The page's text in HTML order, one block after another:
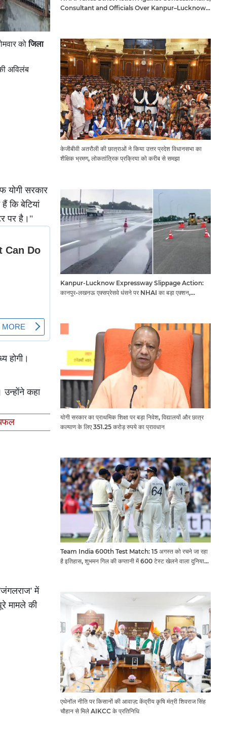
कोजिला
अविलंब
योगी सरकार
कि बेटियां
पर है।"
होगी।
कहा
में
मामले की
Consultant and Officials Over Kanpur–Lucknow
केजीबीवी अतरौली की छात्राओं ने किया उत्तर प्रदेश विधानसभा का
शैक्षिक भ्रमण, लोकतांत्रिक प्रक्रिया को करीब से समझा
Kanpur-Lucknow Expressway Slippage Action:
कानपुर-लखनऊ एक्सप्रेसवे धंसने पर NHAI का बड़ा एक्शन,
योगी सरकार का प्राथमिक शिक्षा पर बड़ा निवेश, विद्यालयों और छात्र
कल्याण के लिए 351.25 करोड़ रुपये का प्रावधान
Team India 600th Test Match: 15 अगस्त को रचने जा रहा
है इतिहास, शुभमन गिल की कप्तानी में 600 टेस्ट खेलने वाला दुनिया
एथेनॉल नीति पर किसानों की आवाज़: केंद्रीय कृषि मंत्री शिवराज सिंह
चौहान से मिले AIKCC के प्रतिनिधि